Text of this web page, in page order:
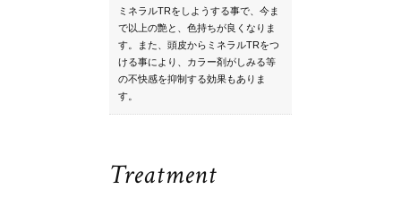
ミネラルTRをしようする事で、今ま
で以上の艶と、色持ちが良くなりま
す。また、頭皮からミネラルTRをつ
ける事により、カラー剤がしみる等
の不快感を抑制する効果もありま
す。
Treatment